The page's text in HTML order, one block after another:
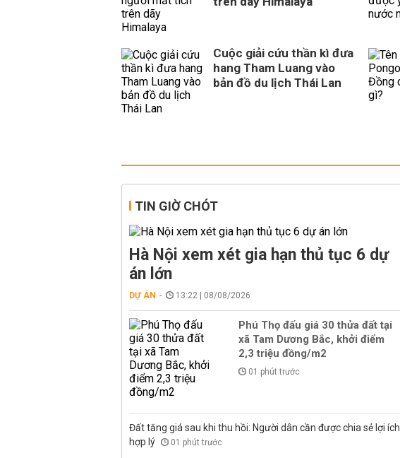
Cuộc giải cứu thần kì đưa
hang Tham Luang vào
bản đồ du lịch Thái Lan
TIN GIỜ CHÓT
Hà Nội xem xét gia hạn thủ tục 6 dự
án lớn
DỰ ÁN 13:22 | 08/08/2026
Phú Thọ đấu giá 30 thửa đất tại
xã Tam Dương Bắc, khởi điểm
2,3 triệu đồng/m2
01 phút trước
Đất tăng giá sau khi thu hồi: Người dân cần được chia sẻ lợi ích
hợp lý
01 phút trước